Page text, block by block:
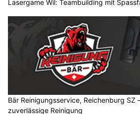
Lasergame Wil: Teambuilding mit
Bär Reinigungsservice, Reichenburg SZ
zuverlässige Reinigung